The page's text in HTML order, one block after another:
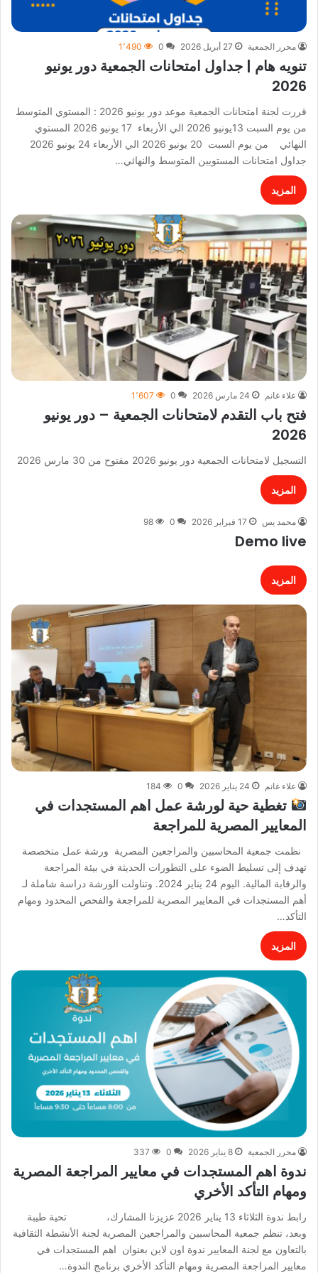
محرر الجمعية 27 أبريل 2026 0 1٬490
تنويه هام | جداول امتحانات الجمعية دور يونيو
2026
قررت لجنة امتحانات الجمعية موعد دور يونيو 2026 : المستوي المتوسط
من يوم السبت 13يونيو 2026 الي الأربعاء 17 يونيو 2026 المستوي
النهائي من يوم السبت 20 يونيو 2026 الي الأربعاء 24 يونيو 2026
جداول امتحانات المستويين المتوسط والنهائي…
المزيد
علاء غانم 24 مارس 2026 0 1٬607
فتح باب التقدم لامتحانات الجمعية – دور يونيو
2026
التسجيل لامتحانات الجمعية دور يونيو 2026 مفتوح من 30 مارس 2026
المزيد
محمد يس 17 فبراير 2026 0
98
Demo live
المزيد
علاء غانم 24 يناير 2026 0
184
تغطية حية لورشة عمل اهم المستجدات في
المعايير المصرية للمراجعة
نظمت جمعية المحاسبين والمراجعين المصرية ورشة عمل متخصصة
تهدف إلى تسليط الضوء على التطورات الحديثة في بيئة المراجعة
والرقابة المالية. اليوم 24 يناير 2024. وتناولت الورشة دراسة شاملة لـ
أهم المستجدات في المعايير المصرية للمراجعة والفحص المحدود ومهام
التأكد…
المزيد
محرر الجمعية 8 يناير 2026 0
337
ندوة اهم المستجدات في معايير المراجعة المصرية
ومهام التأكد الأخري
رابط ندوة الثلاثاء 13 يناير 2026 عزيزنا المشارك، تحية طيبة
وبعد، تنظم جمعية المحاسبين والمراجعين المصرية لجنة الأنشطة الثقافية
بالتعاون مع لجنة المعايير ندوة اون لاين بعنوان اهم المستجدات في
معايير المراجعة المصرية ومهام التأكد الأخري برنامج الندوة…